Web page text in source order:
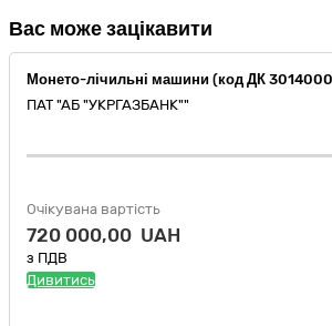
Вас може зацікавити
ПАТ "АБ "УКРГАЗБАНК""
Очікувана вартість
720 000,00 UAH
з ПДВ
Дивитись